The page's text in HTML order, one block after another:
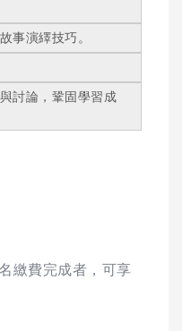
事演繹技巧。
討論，鞏固學習成
繳費完成者，可享